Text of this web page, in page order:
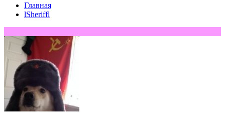
Главная
lSheriffl